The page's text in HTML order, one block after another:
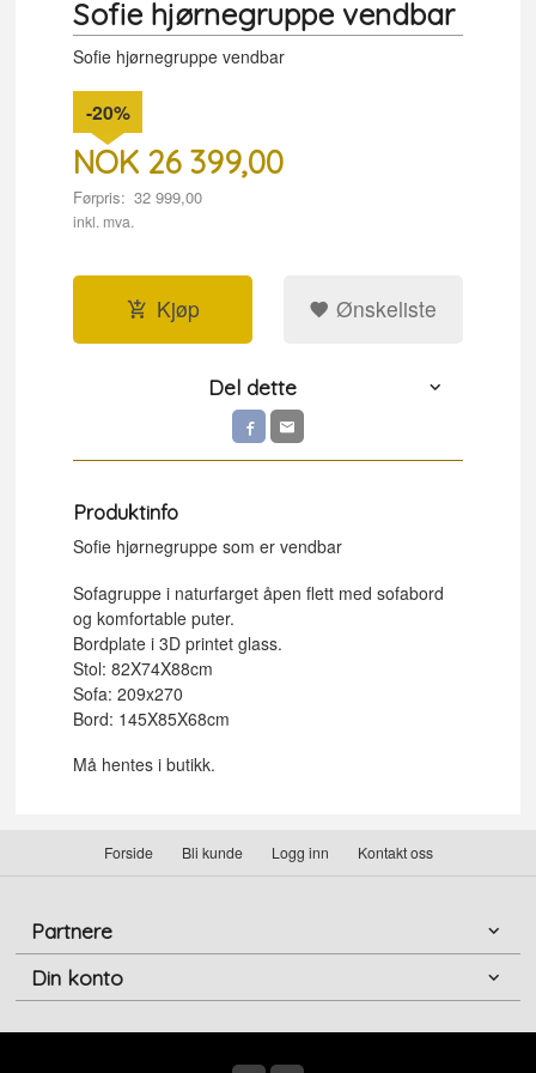
Sofie hjørnegruppe vendbar
Sofie hjørnegruppe vendbar
NOK 26 399,00
Førpris: 32 999,00
Rabatt
-20%
inkl. mva.
Kjøp Ønskeliste
Del dette
Produktinfo
Sofie hjørnegruppe som er vendbar
Sofagruppe i naturfarget åpen flett med sofabord
og komfortable puter.
Bordplate i 3D printet glass.
Stol: 82X74X88cm
Sofa: 209x270
Bord: 145X85X68cm
Må hentes i butikk.
Forside Bli kunde Logg inn Kontakt oss
Partnere
Din konto